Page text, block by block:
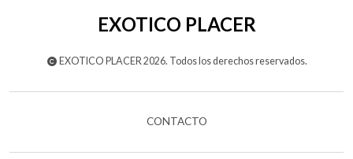
EXOTICO PLACER
EXOTICO PLACER 2026. Todos los derechos reservados.
CONTACTO